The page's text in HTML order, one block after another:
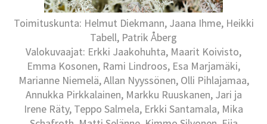
Toimituskunta: Helmut Diekmann, Jaana Ihme, Heikki
Tabell, Patrik Åberg
Valokuvaajat: Erkki Jaakohuhta, Maarit Koivisto,
Emma Kosonen, Rami Lindroos, Esa Marjamäki,
Marianne Niemelä, Allan Nyyssönen, Olli Pihlajamaa,
Annukka Pirkkalainen, Markku Ruuskanen, Jari ja
Irene Räty, Teppo Salmela, Erkki Santamala, Mika